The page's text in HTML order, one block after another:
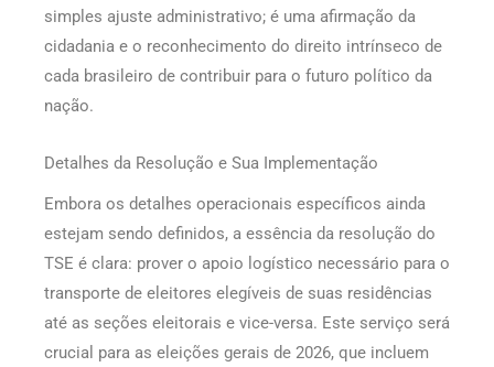
simples ajuste administrativo; é uma afirmação da
cidadania e o reconhecimento do direito intrínseco de
cada brasileiro de contribuir para o futuro político da
nação.
Detalhes da Resolução e Sua Implementação
Embora os detalhes operacionais específicos ainda
estejam sendo definidos, a essência da resolução do
TSE é clara: prover o apoio logístico necessário para o
transporte de eleitores elegíveis de suas residências
até as seções eleitorais e vice-versa. Este serviço será
crucial para as eleições gerais de 2026, que incluem